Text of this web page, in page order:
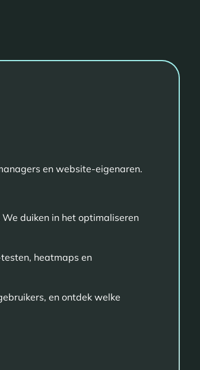
en website-eigenaren.
duiken in het optimaliseren
heatmaps en
en ontdek welke